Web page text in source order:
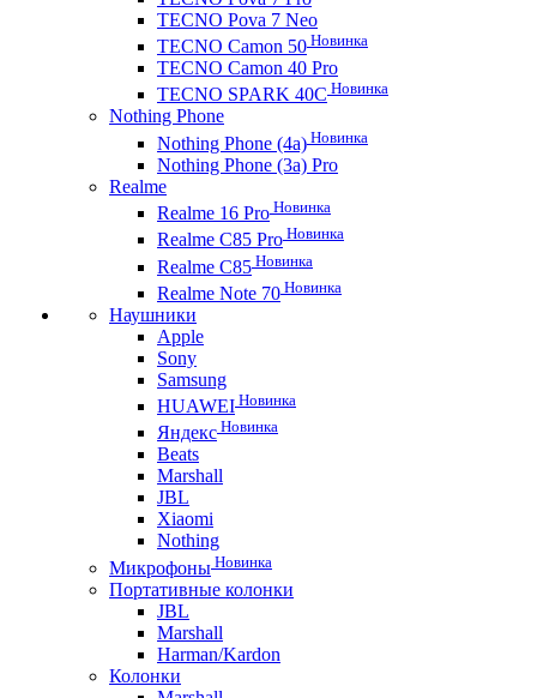
TECNO Pova 7 Neo
TECNO Camon 50 Новинка
TECNO Camon 40 Pro
TECNO SPARK 40C Новинка
Nothing Phone
Nothing Phone (4a) Новинка
Nothing Phone (3a) Pro
Realme
Realme 16 Pro Новинка
Realme C85 Pro Новинка
Realme C85 Новинка
Realme Note 70 Новинка
Наушники
Apple
Sony
Samsung
HUAWEI Новинка
Яндекс Новинка
Beats
Marshall
JBL
Xiaomi
Nothing
Микрофоны Новинка
Портативные колонки
JBL
Marshall
Harman/Kardon
Колонки